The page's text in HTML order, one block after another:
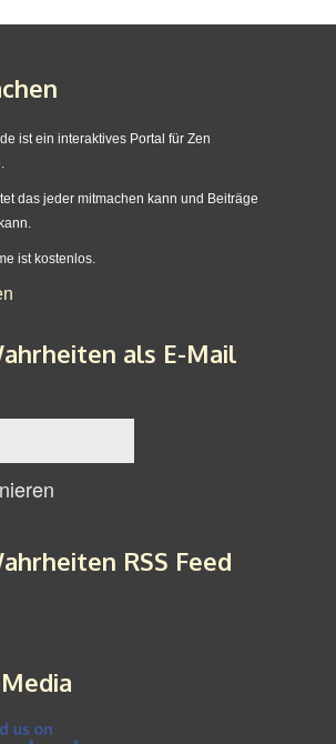
ist ein interaktives Portal für Zen
das jeder mitmachen kann und Beiträge
ist kostenlos.
als E-Mail
RSS Feed